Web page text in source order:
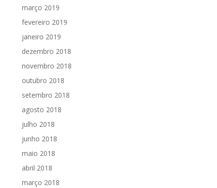
março 2019
fevereiro 2019
janeiro 2019
dezembro 2018
novembro 2018
outubro 2018
setembro 2018
agosto 2018
julho 2018
junho 2018
maio 2018
abril 2018
março 2018